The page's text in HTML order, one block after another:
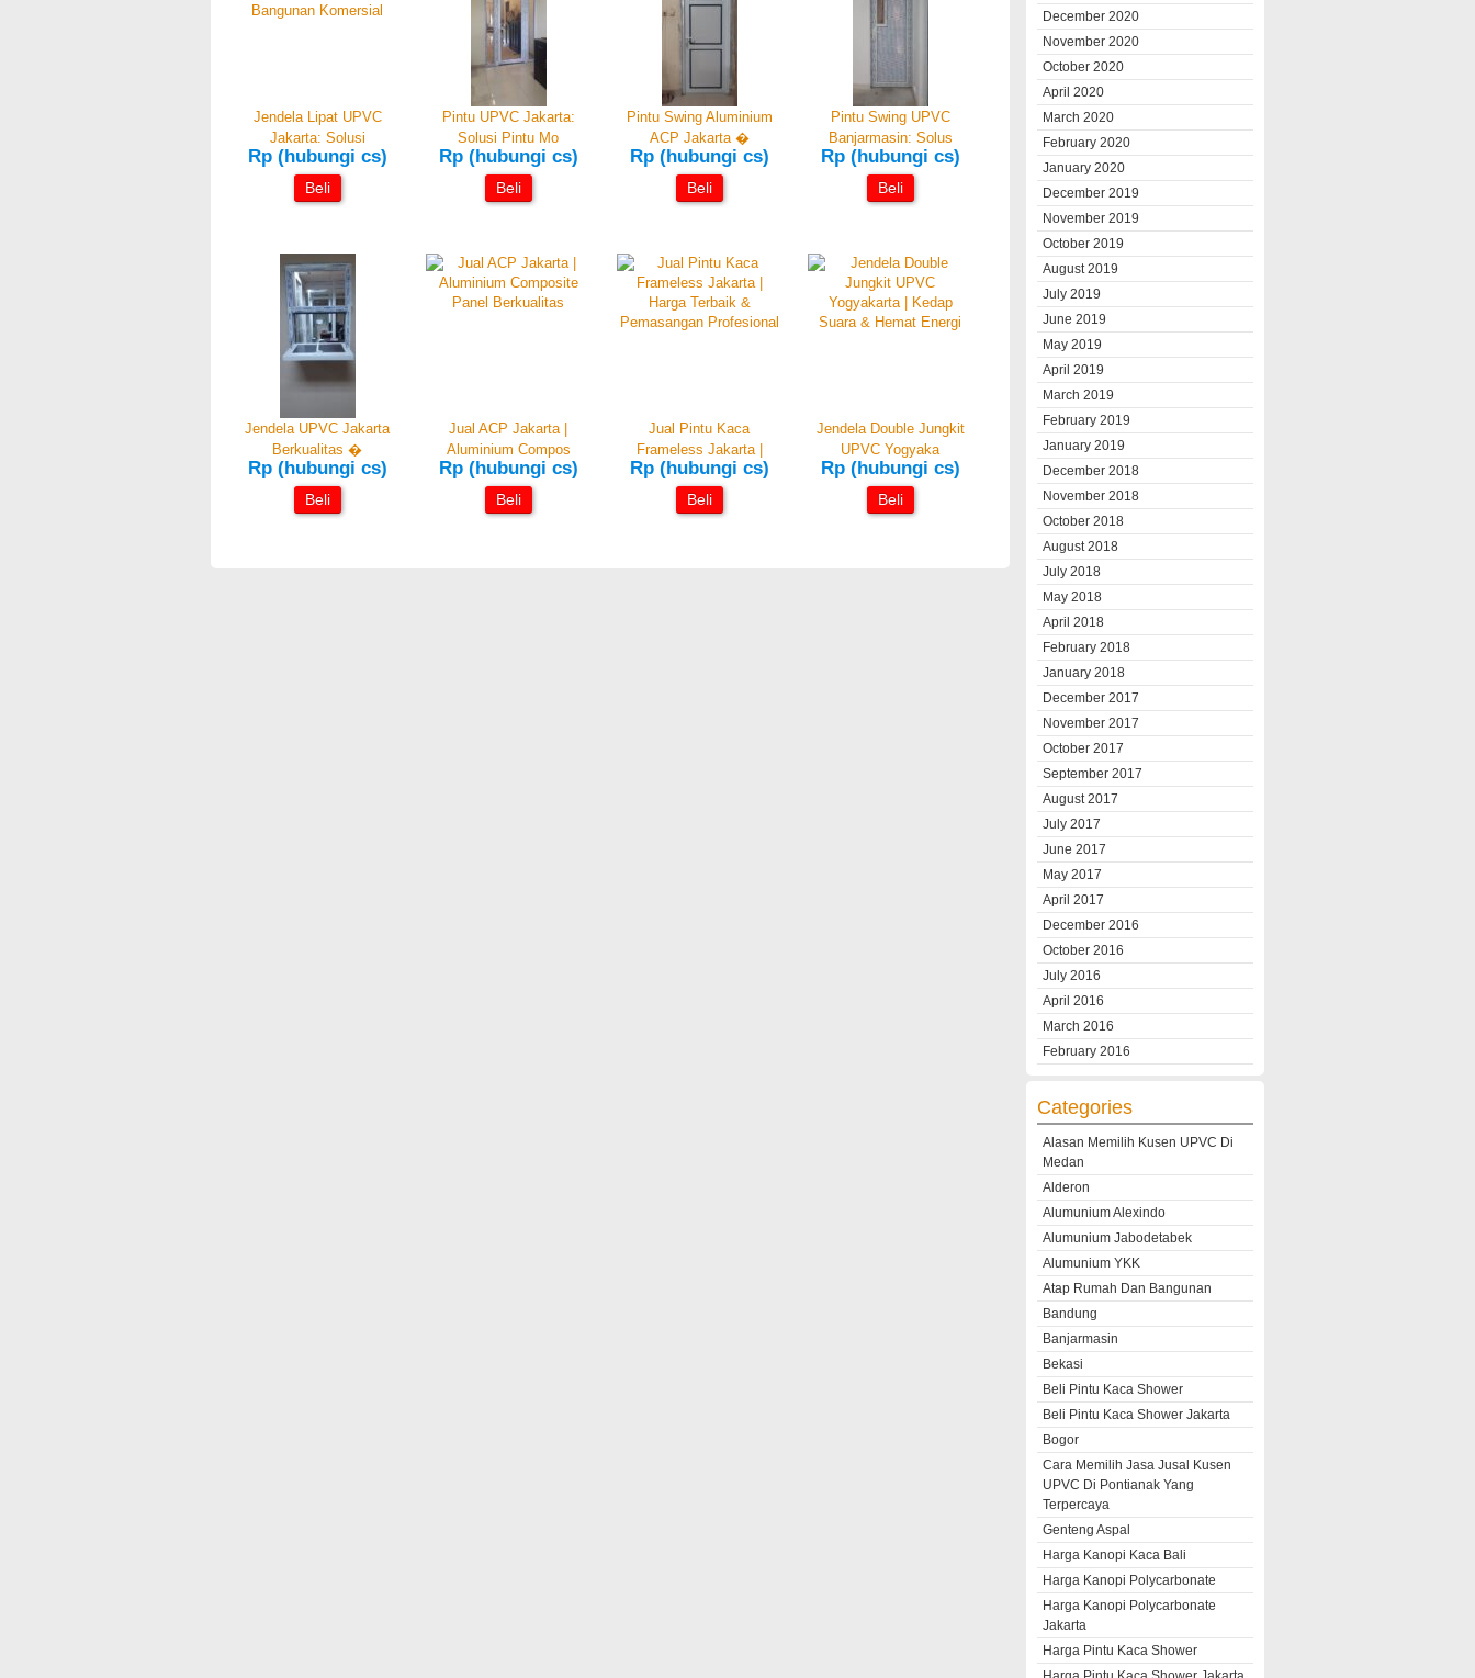
Jendela Lipat UPVC
Jakarta: Solusi
Rp (hubungi cs)
Beli
Pintu UPVC Jakarta:
Solusi Pintu Mo
Rp (hubungi cs)
Beli
Pintu Swing Aluminium
ACP Jakarta �
Rp (hubungi cs)
Beli
Pintu Swing UPVC
Banjarmasin: Solus
Rp (hubungi cs)
Beli
Jendela UPVC Jakarta
Berkualitas �
Rp (hubungi cs)
Beli
Jual ACP Jakarta |
Aluminium Compos
Rp (hubungi cs)
Beli
Jual Pintu Kaca
Frameless Jakarta |
Rp (hubungi cs)
Beli
Jendela Double Jungkit
UPVC Yogyaka
Rp (hubungi cs)
Beli
December 2020
November 2020
October 2020
April 2020
March 2020
February 2020
January 2020
December 2019
November 2019
October 2019
August 2019
July 2019
June 2019
May 2019
April 2019
March 2019
February 2019
January 2019
December 2018
November 2018
October 2018
August 2018
July 2018
May 2018
April 2018
February 2018
January 2018
December 2017
November 2017
October 2017
September 2017
August 2017
July 2017
June 2017
May 2017
April 2017
December 2016
October 2016
July 2016
April 2016
March 2016
February 2016
Categories
Alasan Memilih Kusen UPVC Di
Medan
Alderon
Alumunium Alexindo
Alumunium Jabodetabek
Alumunium YKK
Atap Rumah Dan Bangunan
Bandung
Banjarmasin
Bekasi
Beli Pintu Kaca Shower
Beli Pintu Kaca Shower Jakarta
Bogor
Cara Memilih Jasa Jusal Kusen
UPVC Di Pontianak Yang
Terpercaya
Genteng Aspal
Harga Kanopi Kaca Bali
Harga Kanopi Polycarbonate
Harga Kanopi Polycarbonate
Jakarta
Harga Pintu Kaca Shower